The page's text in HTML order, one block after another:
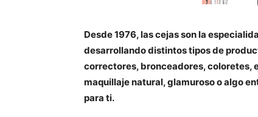
Desde 1976, las cejas son la
desarrollando distintos tipos de
correctores, bronceadores, coloretes,
maquillaje natural, glamuroso o algo
para ti.